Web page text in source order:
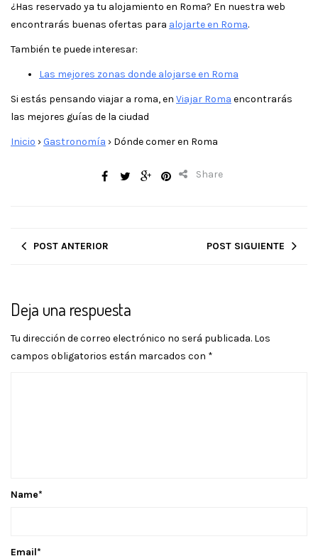
¿Has reservado ya tu alojamiento en Roma? En nuestra web
encontrarás buenas ofertas para alojarte en Roma.
También te puede interesar:
Las mejores zonas donde alojarse en Roma
Si estás pensando viajar a roma, en Viajar Roma encontrarás
las mejores guías de la ciudad
Inicio ›Gastronomía › Dónde comer en Roma
Share
POST ANTERIOR POST SIGUIENTE
Deja una respuesta
Tu dirección de correo electrónico no será publicada. Los
campos obligatorios están marcados con *
Name*
Email*